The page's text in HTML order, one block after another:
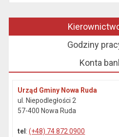
Godziny
Konta
Urząd Gminy Nowa Ruda
ul. Niepodległości 2
57-400 Nowa Ruda
tel :(+48) 74 872 0900